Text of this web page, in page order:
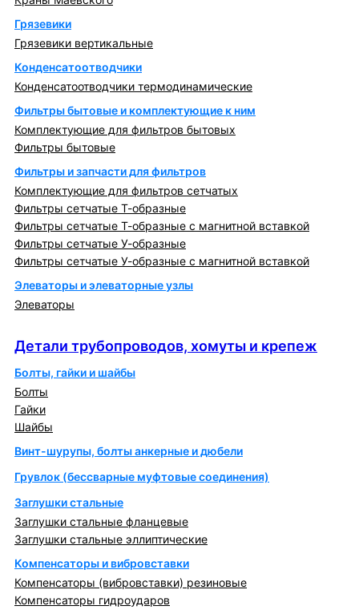
Грязевики
Грязевики вертикальные
Конденсатоотводчики
Конденсатоотводчики термодинамические
Фильтры бытовые и комплектующие к ним
Комплектующие для фильтров бытовых
Фильтры бытовые
Фильтры и запчасти для фильтров
Комплектующие для фильтров сетчатых
Фильтры сетчатые Т-образные
Фильтры сетчатые Т-образные с магнитной вставкой
Фильтры сетчатые У-образные
Фильтры сетчатые У-образные с магнитной вставкой
Элеваторы и элеваторные узлы
Элеваторы
Детали трубопроводов, хомуты и крепеж
Болты, гайки и шайбы
Болты
Гайки
Шайбы
Винт-шурупы, болты анкерные и дюбели
Грувлок (бессварные муфтовые соединения)
Заглушки стальные
Заглушки стальные фланцевые
Заглушки стальные эллиптические
Компенсаторы и вибровставки
Компенсаторы (вибровставки) резиновые
Компенсаторы гидроударов